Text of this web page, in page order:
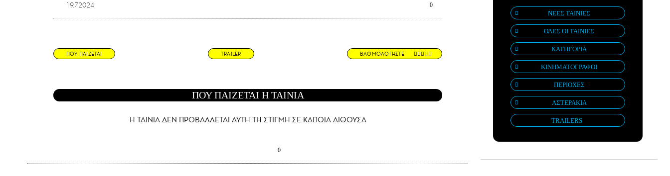
19.7.2024 0
ΠΟΥ ΠΑΙΖΕΤΑΙ TRAILER ΒΑΘΜΟΛΟΓΗΣΤΕ
ΠΟΥ ΠΑΙΖΕΤΑΙ Η ΤΑΙΝΙΑ
Η ΤΑΙΝΙΑ ΔΕΝ ΠΡΟΒΑΛΛΕΤΑΙ AYTH ΤΗ ΣΤΙΓΜΗ ΣΕ ΚΑΠΟΙΑ ΑΙΘΟΥΣΑ
0
ΝΕΕΣ ΤΑΙΝΙΕΣ
ΟΛΕΣ ΟΙ ΤΑΙΝΙΕΣ
ΚΑΤΗΓΟΡΙΑ
ΚΙΝΗΜΑΤΟΓΡΑΦΟΙ
ΠΕΡΙΟΧΕΣ
ΑΣΤΕΡΑΚΙΑ
TRAILERS